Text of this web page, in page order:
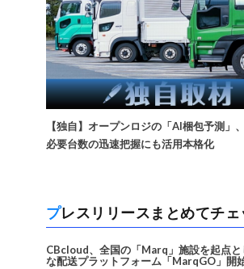
【独自】オープンロジの「AI梱包予測」
必要台数の迅速把握にも活用本格化
プレスリリースまとめてチェ
CBcloud、全国の「Marq」施設を起点と
な配送プラットフォーム「MarqGO」開